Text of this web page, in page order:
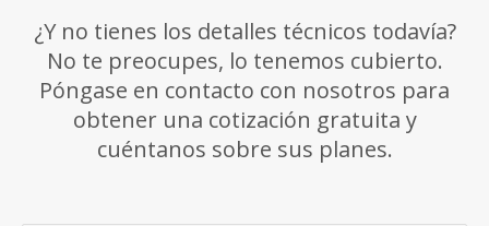
¿Y no tienes los detalles técnicos todavía?
No te preocupes, lo tenemos cubierto.
Póngase en contacto con nosotros para
obtener una cotización gratuita y
cuéntanos sobre sus planes.